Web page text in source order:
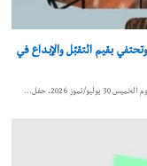
بقيم التقبّل والإبداع في
2026، حفل…